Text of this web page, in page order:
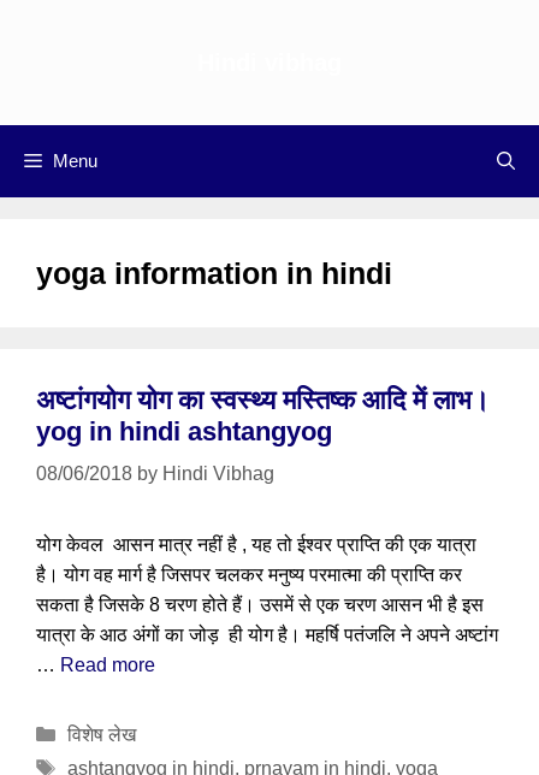
Menu
yoga information in hindi
अष्टांगयोग योग का स्वस्थ्य मस्तिष्क आदि में लाभ।
yog in hindi ashtangyog
08/06/2018 by Hindi Vibhag
योग केवल आसन मात्र नहीं है , यह तो ईश्वर प्राप्ति की एक यात्रा
है। योग वह मार्ग है जिसपर चलकर मनुष्य परमात्मा की प्राप्ति कर
सकता है जिसके 8 चरण होते हैं। उसमें से एक चरण आसन भी है इस
यात्रा के आठ अंगों का जोड़ ही योग है। महर्षि पतंजलि ने अपने अष्टांग
… Read more
Categories
विशेष लेख
Tags
ashtangyog in hindi, prnayam in hindi, yoga